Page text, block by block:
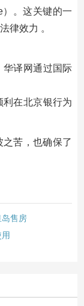
。这关键的一
律效力 。
华译网通过国际
利在北京银行为
苦，也确保了
售房